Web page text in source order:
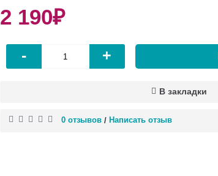
2 190₽
- +
В закладки
0 отзывов / Написать отзыв